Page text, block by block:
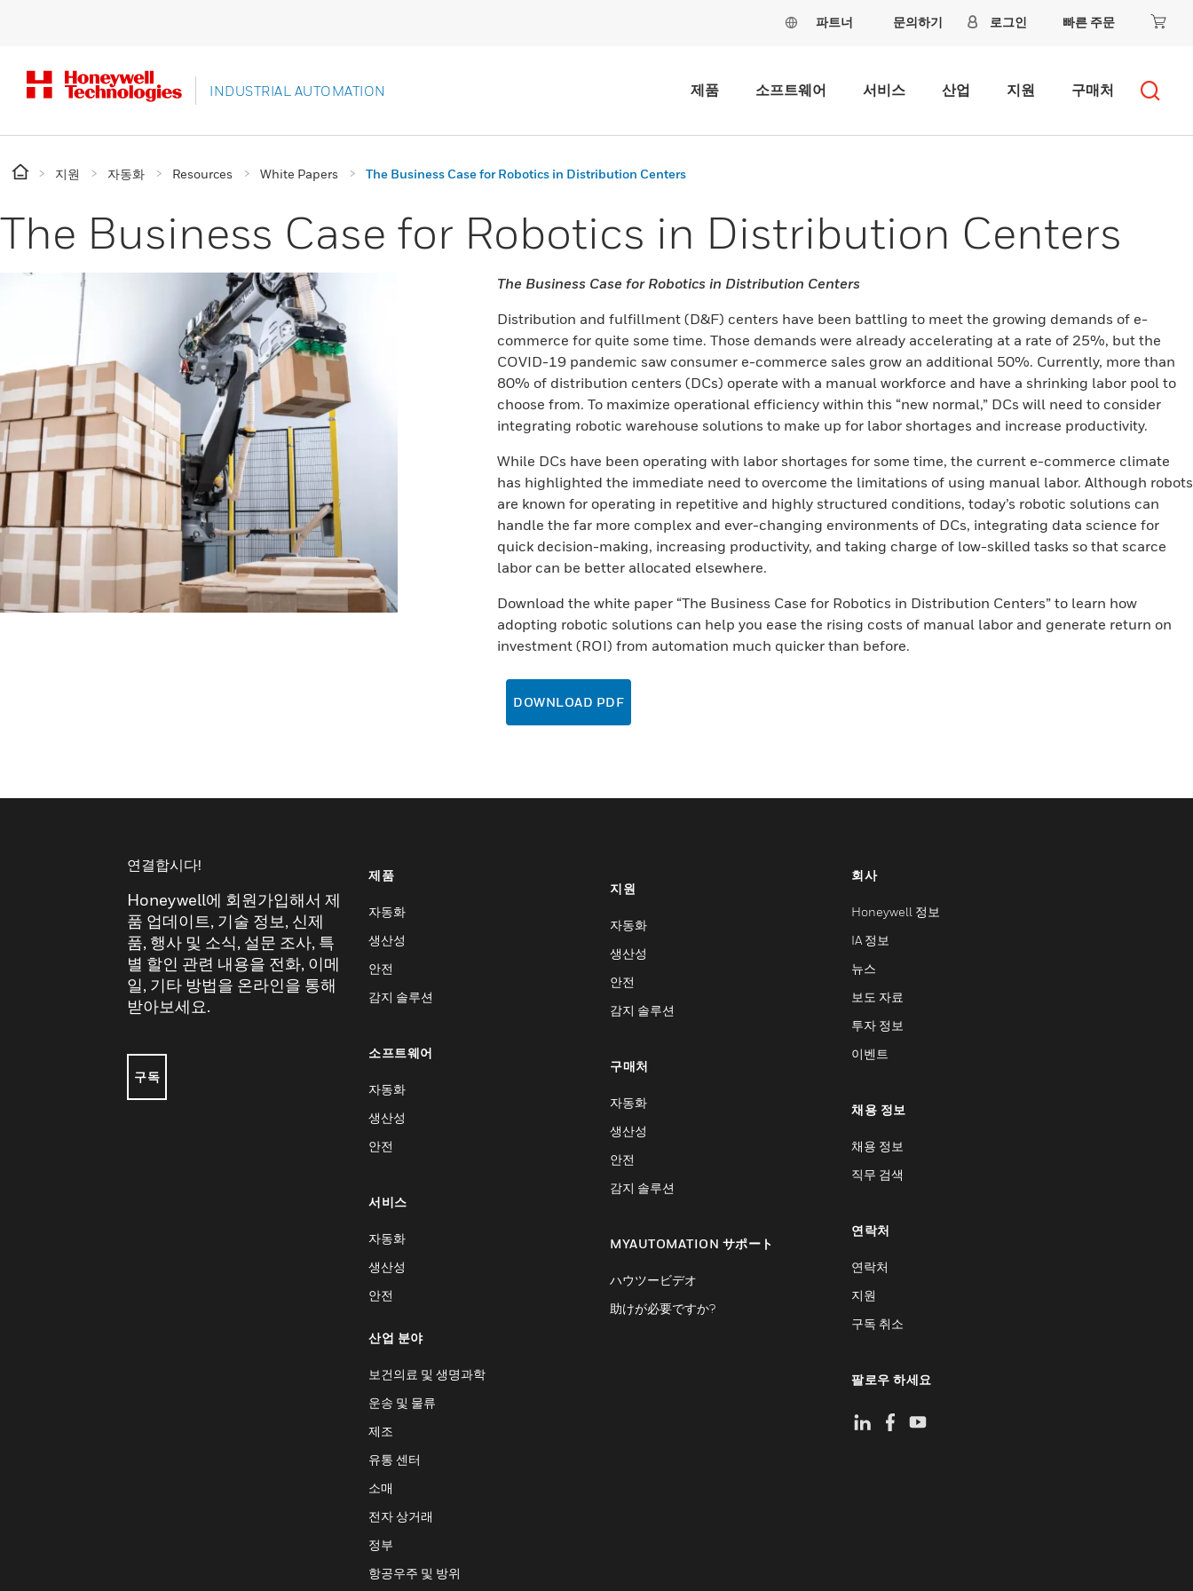
파트너 문의하기 로그인 빠른 주문
INDUSTRIAL AUTOMATION 제품 소프트웨어 서비스 산업 지원 구매처
지원 자동화 Resources White Papers The Business Case for Robotics in Distribution Centers
The Business Case for Robotics in Distribution Centers
The Business Case for Robotics in Distribution Centers
Distribution and fulfillment (D&F) centers have been battling to meet the growing demands of e-
commerce for quite some time. Those demands were already accelerating at a rate of 25%, but the
COVID-19 pandemic saw consumer e-commerce sales grow an additional 50%. Currently, more than
80% of distribution centers (DCs) operate with a manual workforce and have a shrinking labor pool to
choose from. To maximize operational efficiency within this “new normal,” DCs will need to consider
integrating robotic warehouse solutions to make up for labor shortages and increase productivity.
While DCs have been operating with labor shortages for some time, the current e-commerce climate
has highlighted the immediate need to overcome the limitations of using manual labor. Although robots
are known for operating in repetitive and highly structured conditions, today’s robotic solutions can
handle the far more complex and ever-changing environments of DCs, integrating data science for
quick decision-making, increasing productivity, and taking charge of low-skilled tasks so that scarce
labor can be better allocated elsewhere.
Download the white paper “The Business Case for Robotics in Distribution Centers” to learn how
adopting robotic solutions can help you ease the rising costs of manual labor and generate return on
investment (ROI) from automation much quicker than before.
DOWNLOAD PDF
연결합시다!
Honeywell에 회원가입해서 제
품 업데이트, 기술 정보, 신제
품, 행사 및 소식, 설문 조사, 특
별 할인 관련 내용을 전화, 이메
일, 기타 방법을 온라인을 통해
받아보세요.
구독
제품
자동화
생산성
안전
감지 솔루션
소프트웨어
자동화
생산성
안전
서비스
자동화
생산성
안전
산업 분야
보건의료 및 생명과학
운송 및 물류
제조
유통 센터
소매
전자 상거래
정부
항공우주 및 방위
지원
자동화
생산성
안전
감지 솔루션
구매처
자동화
생산성
안전
감지 솔루션
MYAUTOMATION サポート
ハウツービデオ
助けが必要ですか?
회사
Honeywell 정보
IA 정보
뉴스
보도 자료
투자 정보
이벤트
채용 정보
채용 정보
직무 검색
연락처
연락처
지원
구독 취소
팔로우 하세요